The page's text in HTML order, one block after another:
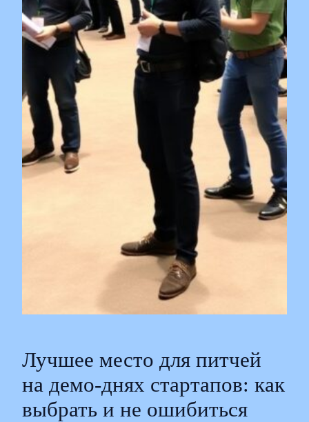
Лучшее место для питчей
на демо-днях стартапов: как
выбрать и не ошибиться